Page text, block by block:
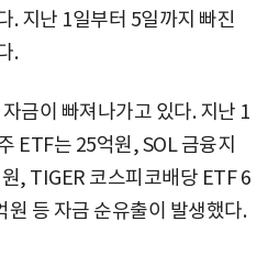
. 지난 1일부터 5일까지 빠진
.
금이 빠져나가고 있다. 지난 1
ETF는 25억원, SOL 금융지
, TIGER 코스피코배당 ETF 6
등 자금 순유출이 발생했다.